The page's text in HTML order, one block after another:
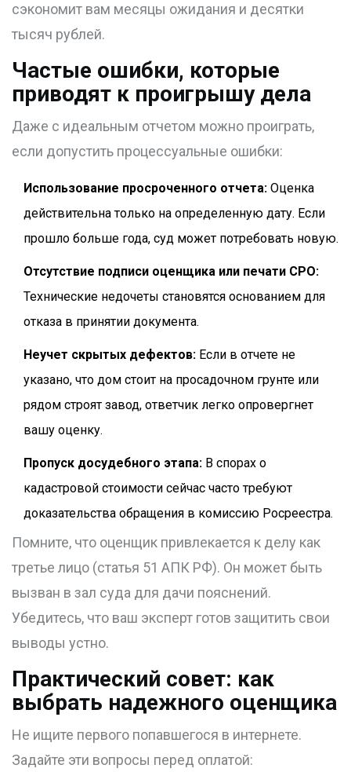
сэкономит вам месяцы ожидания и десятки
тысяч рублей.
Частые ошибки, которые
приводят к проигрышу дела
Даже с идеальным отчетом можно проиграть,
если допустить процессуальные ошибки:
Использование просроченного отчета: Оценка
действительна только на определенную дату. Если
прошло больше года, суд может потребовать новую.
Отсутствие подписи оценщика или печати СРО:
Технические недочеты становятся основанием для
отказа в принятии документа.
Неучет скрытых дефектов: Если в отчете не
указано, что дом стоит на просадочном грунте или
рядом строят завод, ответчик легко опровергнет
вашу оценку.
Пропуск досудебного этапа: В спорах о
кадастровой стоимости сейчас часто требуют
доказательства обращения в комиссию Росреестра.
Помните, что оценщик привлекается к делу как
третье лицо (статья 51 АПК РФ). Он может быть
вызван в зал суда для дачи пояснений.
Убедитесь, что ваш эксперт готов защитить свои
выводы устно.
Практический совет: как
выбрать надежного оценщика
Не ищите первого попавшегося в интернете.
Задайте эти вопросы перед оплатой: